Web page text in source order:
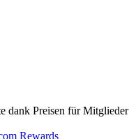
dank Preisen für Mitglieder
Rewards